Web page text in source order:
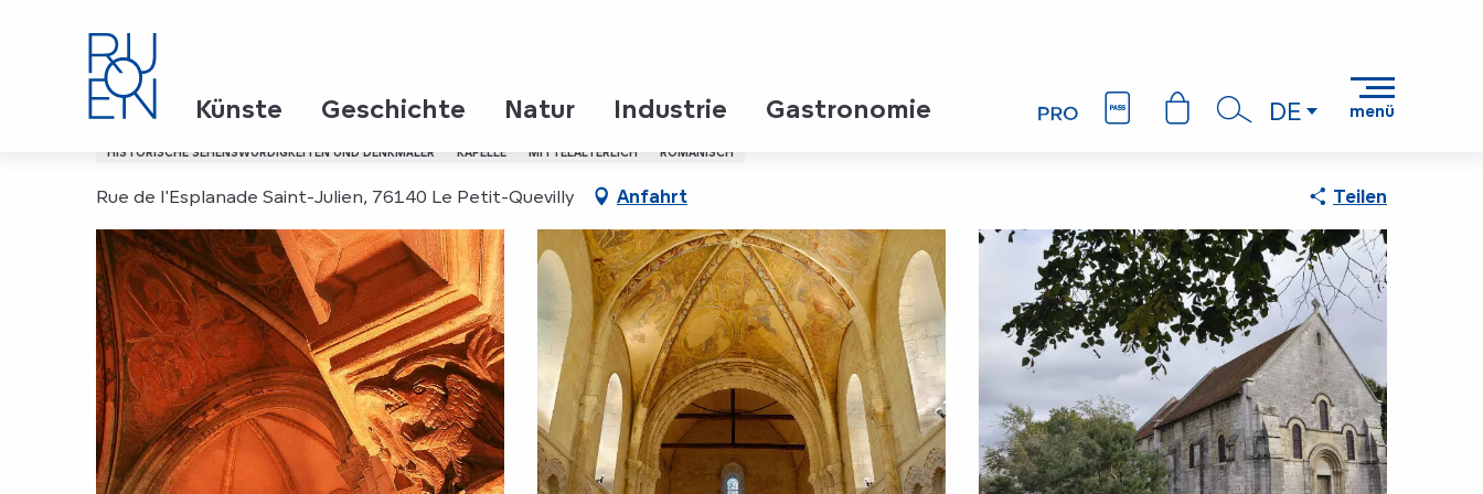
DE menü
Künste Geschichte Natur Industrie Gastronomie
Chapelle Saint-Julien
HISTORISCHE SEHENSWÜRDIGKEITEN UND DENKMÄLER KAPELLE MITTELALTERLICH ROMANISCH
Rue de l'Esplanade Saint-Julien, 76140 Le Petit-Quevilly Anfahrt Teilen